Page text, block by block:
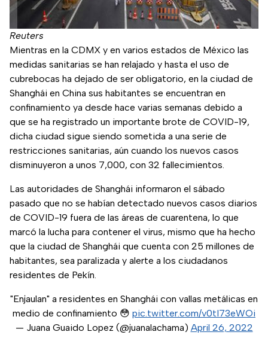
Reuters
Mientras en la CDMX y en varios estados de México las
medidas sanitarias se han relajado y hasta el uso de
cubrebocas ha dejado de ser obligatorio, en la ciudad de
Shanghái en China sus habitantes se encuentran en
confinamiento ya desde hace varias semanas debido a
que se ha registrado un importante brote de COVID-19,
dicha ciudad sigue siendo sometida a una serie de
restricciones sanitarias, aún cuando los nuevos casos
disminuyeron a unos 7,000, con 32 fallecimientos.
Las autoridades de Shanghái informaron el sábado
pasado que no se habían detectado nuevos casos diarios
de COVID-19 fuera de las áreas de cuarentena, lo que
marcó la lucha para contener el virus, mismo que ha hecho
que la ciudad de Shanghái que cuenta con 25 millones de
habitantes, sea paralizada y alerte a los ciudadanos
residentes de Pekín.
"Enjaulan" a residentes en Shanghái con vallas metálicas en
medio de confinamiento 😳 pic.twitter.com/v0tI73eWOi
— Juana Guaido Lopez (@juanalachama) April 26, 2022